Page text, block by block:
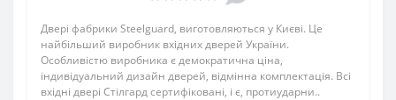
Двері фабрики Steelguard, виготовляються у Києві. Це
найбільший виробник вхідних дверей України.
Особливістю виробника є демократична ціна,
індивідуальний дизайн дверей, відмінна комплектація. Всі
вхідні двері Стілгард сертифіковані, і є, протиударни..